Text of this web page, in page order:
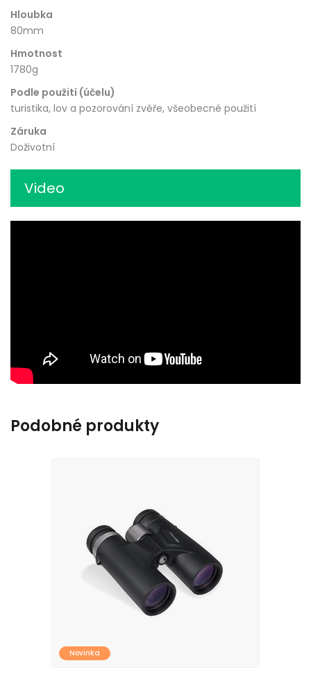
Hloubka
80mm
Hmotnost
1780g
Podle použití (účelu)
turistika, lov a pozorování zvěře, všeobecné použití
Záruka
Doživotní
Video
Podobné produkty
Novinka